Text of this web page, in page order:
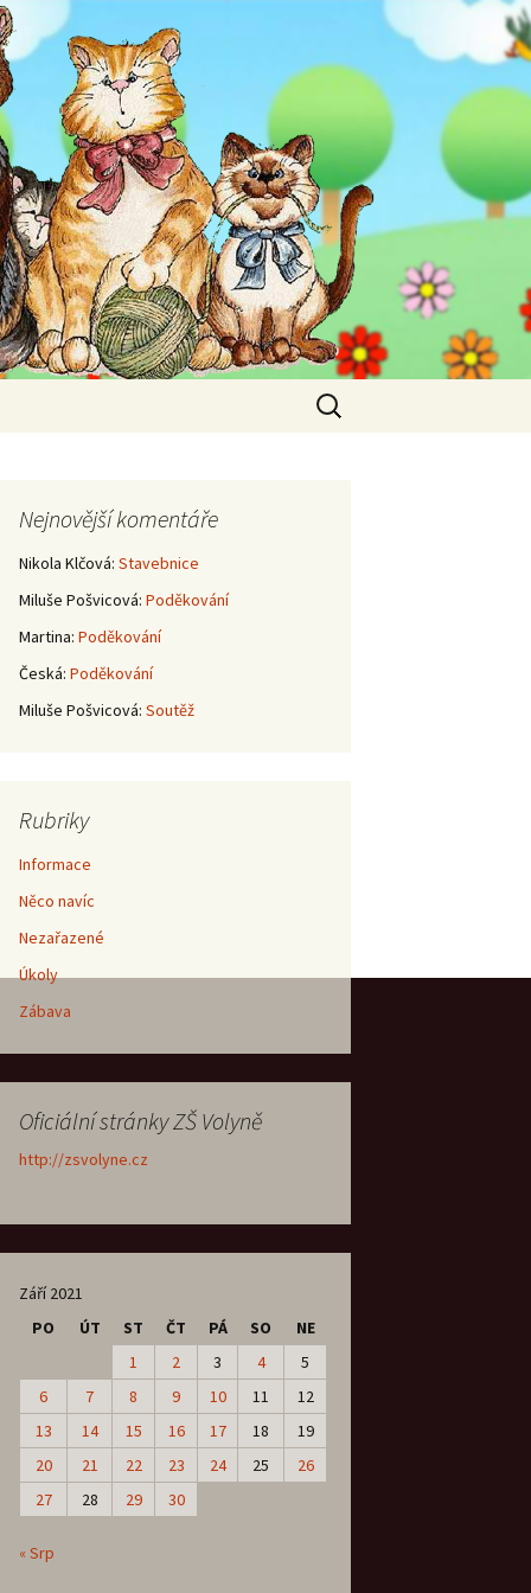
Vyhledávání
Nejnovější komentáře
Nikola Klčová: Stavebnice
Miluše Pošvicová: Poděkování
Martina: Poděkování
Česká: Poděkování
Miluše Pošvicová: Soutěž
Rubriky
Informace
Něco navíc
Nezařazené
Úkoly
Zábava
Oficiální stránky ZŠ Volyně
http://zsvolyne.cz
Září 2021
PO
ÚT ST ČT PÁ SO
NE
1
2 3 4
5
6
7 8 9 10 11
12
13
14 15 16 17 18
19
20
21 22 23 24 25
26
27
28 29 30
« Srp